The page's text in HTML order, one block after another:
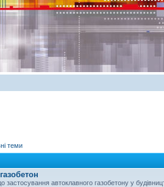
теми
застосування автоклавного газобетону у